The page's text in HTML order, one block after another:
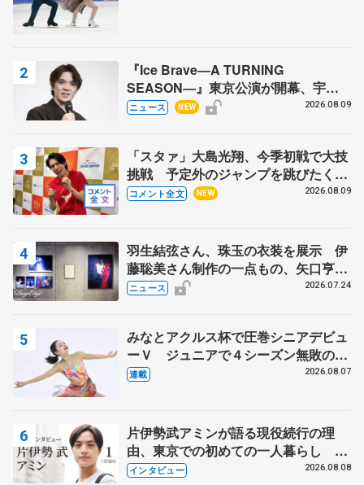
『Ice Brave―A TURNING
SEASON―』東京公演が開幕、宇野
昌磨の『Ice Brave』にかける思いを
ニュース NEW 2026.08.09
「スタァ」大島光翔、今季初戦で大技
挑戦 予定外のジャンプを跳びたくな
った理由とは… 【関東サマートロフ
コメント全文 NEW 2026.08.09
羽生結弦さん、珠玉の衣装を展示 伊
藤聡美さん制作の一点もの、矢口亨さ
んが撮影
ニュース 2026.07.24
みなとアクルス杯で圧巻シニアデビュ
ーＶ ジュニアで４シーズン無敗の島
田麻央
連載 2026.08.07
片伊勢武アミンが語る現役続行の理
由、東京での初めての一人暮らし 注
目スケーターの「今」に迫る
インタビュー 2026.08.08